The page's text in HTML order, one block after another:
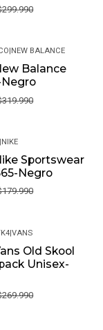
NEW BALANCE
Balance
NIKE
Sportswear
Negro
|VANS
Old Skool
Unisex-